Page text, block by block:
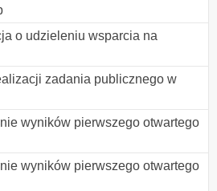
o udzieleniu wsparcia na
zadania publicznego w
wyników pierwszego otwartego
wyników pierwszego otwartego